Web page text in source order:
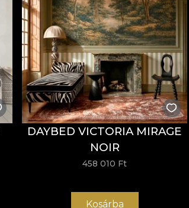
DAYBED VICTORIA MIRAGE
NOIR
458 010 Ft
Kosárba